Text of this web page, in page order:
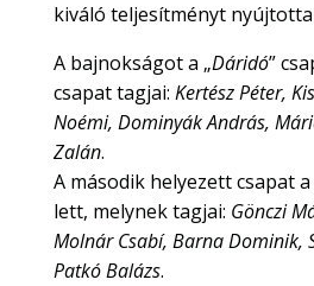
kiváló teljesítményt
A bajnokságot a „Dáridó”
csapat tagjai: Kertész Péter,
Noémi, Dominyák András,
Zalán.
A második helyezett csapat a
lett, melynek tagjai: Gönczi
Molnár Csabí, Barna Dominik,
Patkó Balázs.